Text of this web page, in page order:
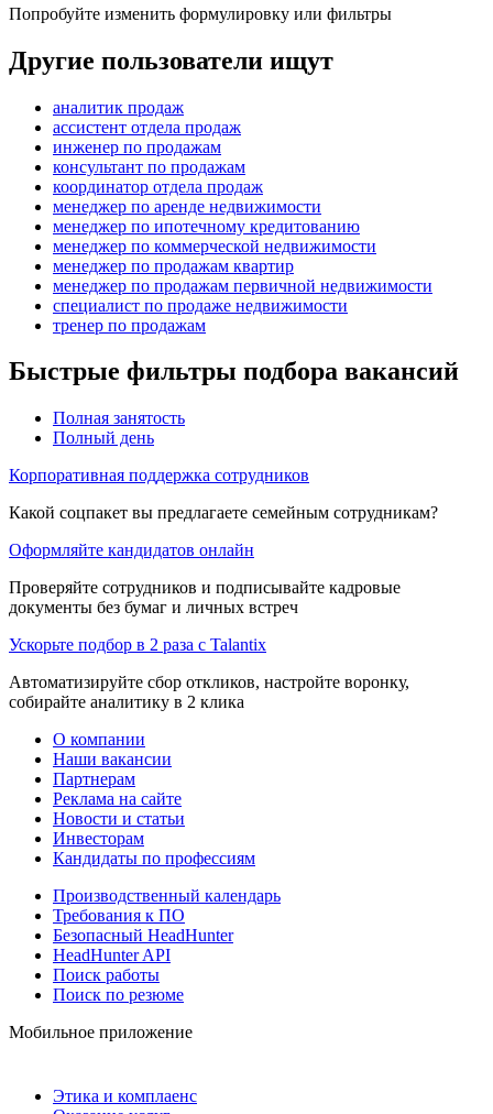
Попробуйте изменить формулировку или фильтры
Другие пользователи ищут
аналитик продаж
ассистент отдела продаж
инженер по продажам
консультант по продажам
координатор отдела продаж
менеджер по аренде недвижимости
менеджер по ипотечному кредитованию
менеджер по коммерческой недвижимости
менеджер по продажам квартир
менеджер по продажам первичной недвижимости
специалист по продаже недвижимости
тренер по продажам
Быстрые фильтры подбора вакансий
Полная занятость
Полный день
Корпоративная поддержка сотрудников
Какой соцпакет вы предлагаете семейным сотрудникам?
Оформляйте кандидатов онлайн
Проверяйте сотрудников и подписывайте кадровые
документы без бумаг и личных встреч
Ускорьте подбор в 2 раза с Talantix
Автоматизируйте сбор откликов, настройте воронку,
собирайте аналитику в 2 клика
О компании
Наши вакансии
Партнерам
Реклама на сайте
Новости и статьи
Инвесторам
Кандидаты по профессиям
Производственный календарь
Требования к ПО
Безопасный HeadHunter
HeadHunter API
Поиск работы
Поиск по резюме
Мобильное приложение
Этика и комплаенс